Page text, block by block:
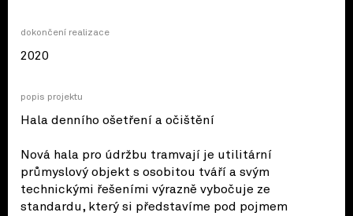
dokončení realizace
2020
popis projektu
Hala denního ošetření a očištění
Nová hala pro údržbu tramvají je utilitární
průmyslový objekt s osobitou tváří a svým
technickými řešeními výrazně vybočuje ze
standardu, který si představíme pod pojmem